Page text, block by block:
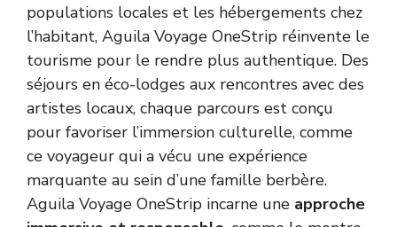
populations locales et les hébergements chez
l’habitant, Aguila Voyage OneStrip réinvente le
tourisme pour le rendre plus authentique. Des
séjours en éco-lodges aux rencontres avec des
artistes locaux, chaque parcours est conçu
pour favoriser l’immersion culturelle, comme
ce voyageur qui a vécu une expérience
marquante au sein d’une famille berbère.
Aguila Voyage OneStrip incarne une approche